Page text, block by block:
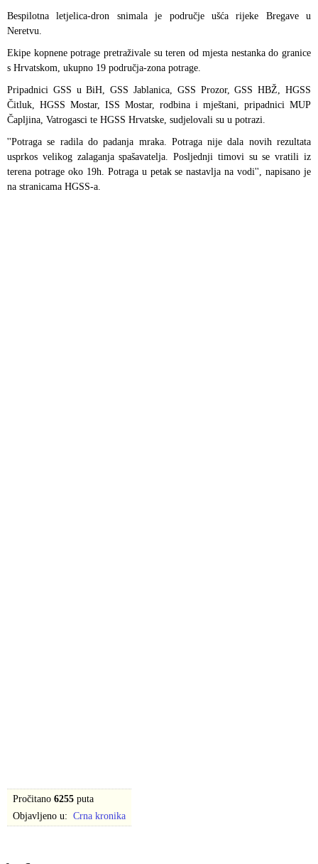
Bespilotna letjelica-dron snimala je područje ušća rijeke Bregave u
Neretvu.
Ekipe kopnene potrage pretraživale su teren od mjesta nestanka do granice
s Hrvatskom, ukupno 19 područja-zona potrage.
Pripadnici GSS u BiH, GSS Jablanica, GSS Prozor, GSS HBŽ, HGSS
Čitluk, HGSS Mostar, ISS Mostar, rodbina i mještani, pripadnici MUP
Čapljina, Vatrogasci te HGSS Hrvatske, sudjelovali su u potrazi.
''Potraga se radila do padanja mraka. Potraga nije dala novih rezultata
usprkos velikog zalaganja spašavatelja. Posljednji timovi su se vratili iz
terena potrage oko 19h. Potraga u petak se nastavlja na vodi'', napisano je
na stranicama HGSS-a.
Pročitano 6255 puta
Objavljeno u: Crna kronika